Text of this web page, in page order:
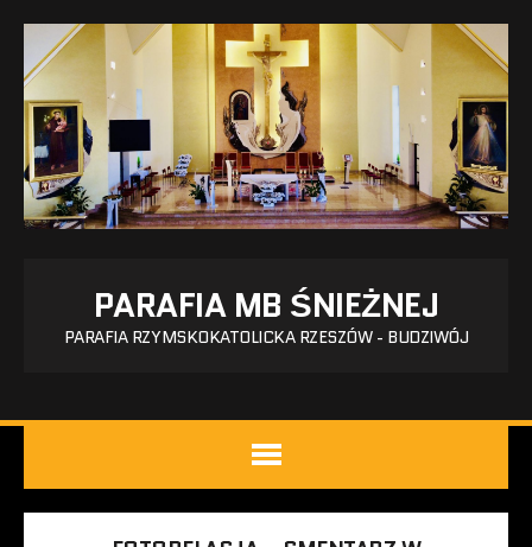
PARAFIA MB ŚNIEŻNEJ
PARAFIA RZYMSKOKATOLICKA RZESZÓW - BUDZIWÓJ